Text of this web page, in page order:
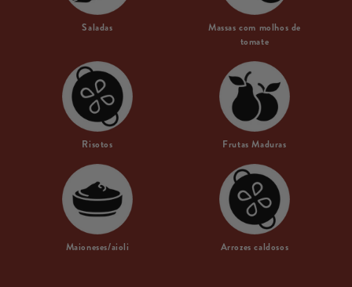
Saladas
Massas com molhos de
tomate
Risotos Frutas Maduras
Maioneses/aioli Arrozes caldosos